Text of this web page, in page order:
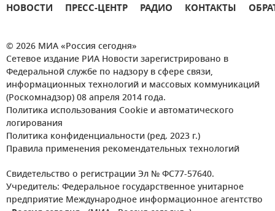
НОВОСТИ ПРЕСС-ЦЕНТР РАДИО КОНТАКТЫ
© 2026 МИА «Россия сегодня»
Сетевое издание РИА Новости зарегистрировано в
Федеральной службе по надзору в сфере связи,
информационных технологий и массовых коммуникаций
(Роскомнадзор) 08 апреля 2014 года.
Политика использования Cookie и автоматического
логирования
Политика конфиденциальности (ред. 2023 г.)
Правила применения рекомендательных технологий
Свидетельство о регистрации Эл № ФС77-57640.
Учредитель: Федеральное государственное унитарное
предприятие Международное информационное агентство